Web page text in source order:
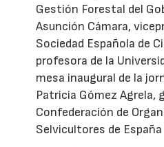
Gestión Forestal del
Asunción Cámara,
Sociedad Española de
profesora de la
mesa inaugural de la
Patricia Gómez Agrela,
Confederación de
Selvicultores de España